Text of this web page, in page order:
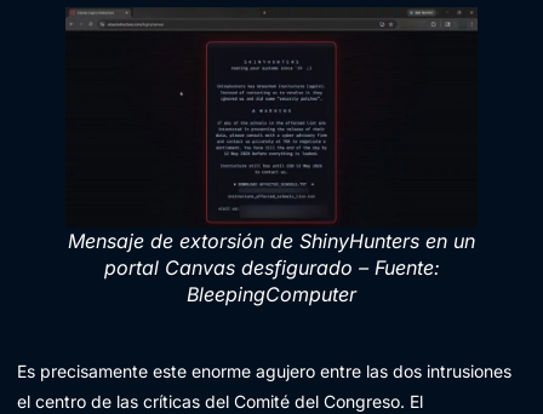
Mensaje de extorsión de ShinyHunters en un
portal Canvas desfigurado – Fuente:
BleepingComputer
Es precisamente este enorme agujero entre las dos intrusiones
el centro de las críticas del Comité del Congreso. El